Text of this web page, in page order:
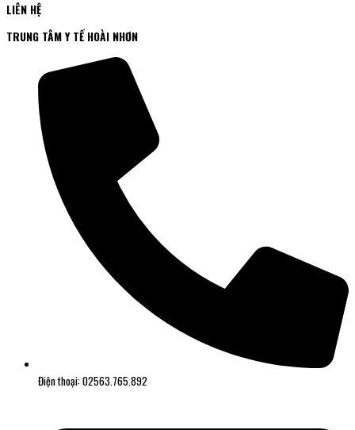
LIÊN HỆ
TRUNG TÂM Y TẾ HOÀI NHƠN
Điện thoại: 02563.765.892